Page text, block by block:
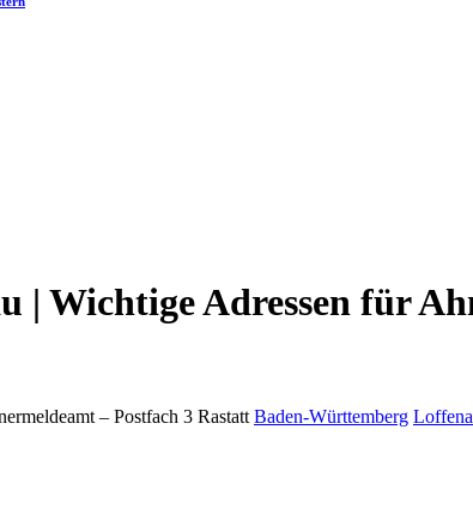
| Wichtige Adressen für
– Postfach 3 Rastatt Baden-Württemberg